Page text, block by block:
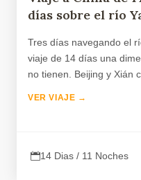
días sobre el río
Tres días navegando el
viaje de 14 días una
no tienen. Beijing y Xián
VER VIAJE →
14 Dias / 11 Noches